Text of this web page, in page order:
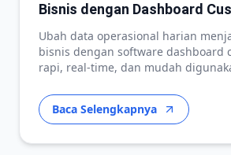
Bisnis dengan Dashboard
Ubah data operasional harian
bisnis dengan software dashboard
rapi, real-time, dan mudah
Baca Selengkapnya